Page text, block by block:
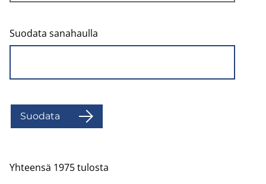
Suodata sanahaulla
Suo­da­ta
Yhteensä 1975 tulosta